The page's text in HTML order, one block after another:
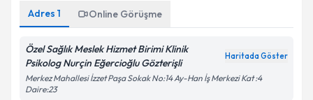
Adres 1 Online Görüşme
Özel Sağlık Meslek Hizmet Birimi Klinik
Psikolog Nurçin Eğercioğlu Gözterişli
Haritada Göster
Merkez Mahallesi İzzet Paşa Sokak No:14 Ay-Han İş Merkezi Kat :4
Daire:23